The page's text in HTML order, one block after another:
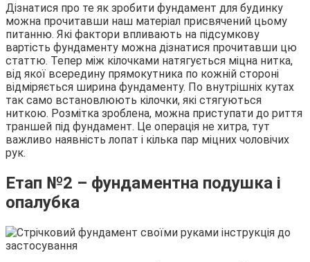
Дізнатися про те як зробити фундамент для будинку
можна прочитавши наш матеріал присвячений цьому
питанню. Які фактори впливають на підсумкову
вартість фундаменту можна дізнатися прочитавши цю
статтю. Тепер між кілочками натягується міцна нитка,
від якої всередину прямокутника по кожній стороні
відміряється ширина фундаменту. По внутрішніх кутах
так само встановлюють кілочки, які стягуються
ниткою. Розмітка зроблена, можна приступати до риття
траншей під фундамент. Це операція не хитра, тут
важливо наявність лопат і кілька пар міцних чоловічих
рук.
Етап №2 – фундаментна подушка і
опалубка